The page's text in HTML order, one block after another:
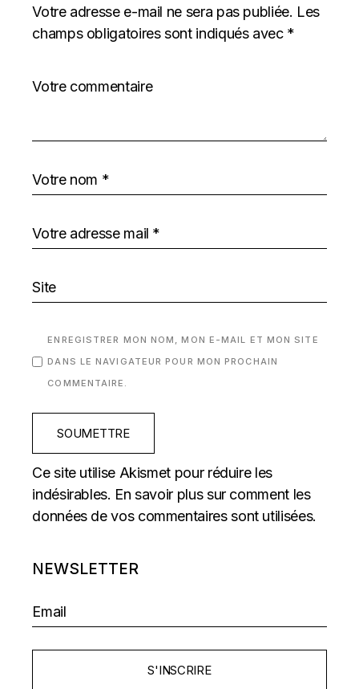
Votre adresse e-mail ne sera pas publiée. Les
champs obligatoires sont indiqués avec *
ENREGISTRER MON NOM, MON E-MAIL ET MON SITE
DANS LE NAVIGATEUR POUR MON PROCHAIN
COMMENTAIRE.
SOUMETTRE
Ce site utilise Akismet pour réduire les
indésirables. En savoir plus sur comment les
données de vos commentaires sont utilisées.
NEWSLETTER
S'INSCRIRE